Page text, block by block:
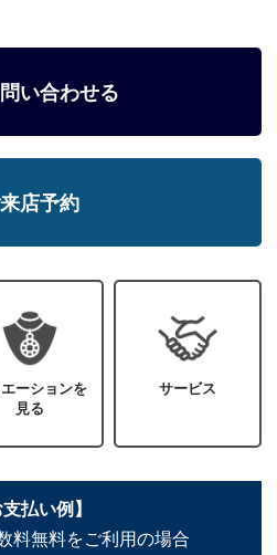
い合わせる
店予約
ーションを
見る
サービス
支払い例】
料無料をご利用の場合